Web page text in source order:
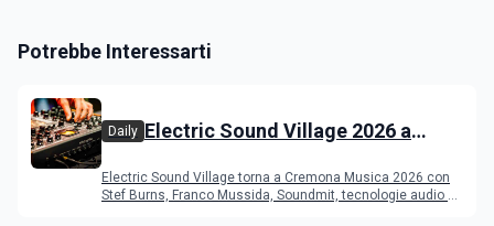
Potrebbe Interessarti
Daily Electric Sound Village 2026 a
Young Band Contest, il programma
Electric Sound Village torna a Cremona Musica 2026 con
Stef Burns, Franco Mussida, Soundmit, tecnologie audio e